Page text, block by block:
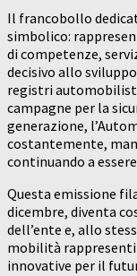
Il francobollo
simbolico:
di competenze,
decisivo allo
registri
campagne per la
generazione,
costantemente,
continuando a
Questa emissione
dicembre, diventa
dell’ente e, allo
mobilità
innovative per il